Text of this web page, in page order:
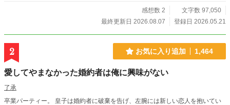
感想数 2
文字数 97,050
最終更新日 2026.08.07
登録日 2026.05.21
2 お気に入り追加 1,464
愛してやまなかった婚約者は俺に興味がない
了承
卒業パーティー。 皇子は婚約者に破棄を告げ、左腕には新しい恋人を抱いてい